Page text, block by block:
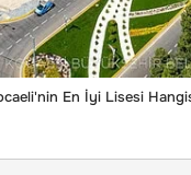
En İyi Lisesi